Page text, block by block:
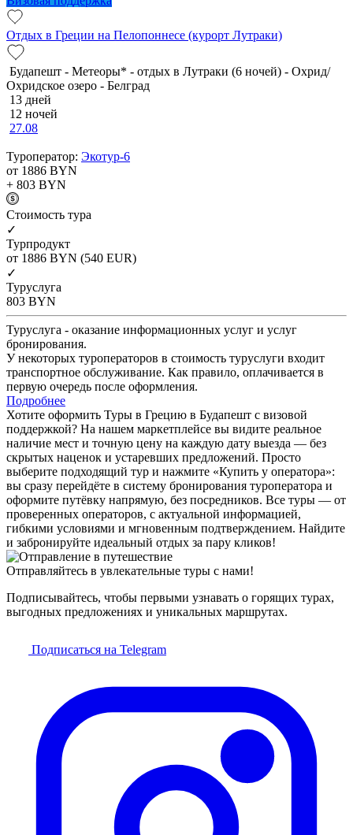
Отдых в Греции на Пелопоннесе (курорт Лутраки)
Будапешт - Метеоры* - отдых в Лутраки (6 ночей) - Охрид/
Охридское озеро - Белград
13 дней
12 ночей
27.08
Туроператор: Экотур-6
от 1886 BYN
+ 803 BYN
Cтоимость тура
✓
Турпродукт
от 1886 BYN (540 EUR)
✓
Туруслуга
803 BYN
Туруслуга - оказание информационных услуг и услуг
бронирования.
У некоторых туроператоров в стоимость туруслуги входит
транспортное обслуживание. Как правило, оплачивается в
первую очередь после оформления.
Подробнее
Хотите оформить Туры в Грецию в Будапешт с визовой
поддержкой? На нашем маркетплейсе вы видите реальное
наличие мест и точную цену на каждую дату выезда — без
скрытых наценок и устаревших предложений. Просто
выберите подходящий тур и нажмите «Купить у оператора»:
вы сразу перейдёте в систему бронирования туроператора и
оформите путёвку напрямую, без посредников. Все туры — от
проверенных операторов, с актуальной информацией,
гибкими условиями и мгновенным подтверждением. Найдите
и забронируйте идеальный отдых за пару кликов!
Отправляйтесь в увлекательные туры с нами!
Подписывайтесь, чтобы первыми узнавать о горящих турах,
выгодных предложениях и уникальных маршрутах.
Подписаться на Telegram